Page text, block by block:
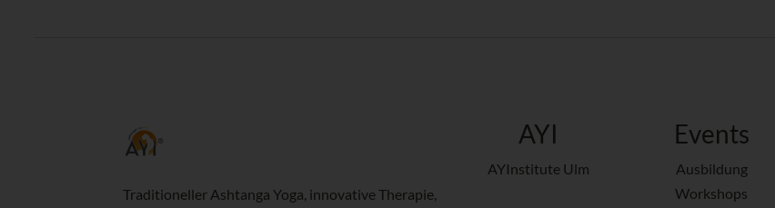
Traditioneller Ashtanga Yoga, innovative Therapie,
AYI
AYInstitute Ulm
Events
Ausbildung
Workshops